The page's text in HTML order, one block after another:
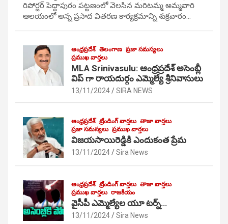
రిపోర్టర్ పెద్దాపురం పట్టణంలో వెలసిన మరిటమ్మ అమ్మవారి
ఆలయంలో అన్న ప్రసాద వితరణ కార్యక్రమాన్ని శుక్రవారం…
ఆంధ్రప్రదేశ్ తెలంగాణ ప్రజా సమస్యలు
ప్రముఖ వార్తలు
MLA Srinivasulu: ఆంధ్రప్రదేశ్ అసెంబ్లీ
విప్ గా రాయదుర్గం ఎమ్మెల్యే శ్రీనివాసులు
13/11/2024 SIRA NEWS
ఆంధ్రప్రదేశ్ ట్రేండింగ్ వార్తలు తాజా వార్తలు
ప్రజా సమస్యలు ప్రముఖ వార్తలు
విజయసాయిరెడ్డికి ఎందుకంత ప్రేమ
13/11/2024 Sira News
ఆంధ్రప్రదేశ్ ట్రేండింగ్ వార్తలు తాజా వార్తలు
ప్రముఖ వార్తలు రాజకీయం
వైసీపీ ఎమ్మెల్యేల యూ టర్న్…
13/11/2024 Sira News